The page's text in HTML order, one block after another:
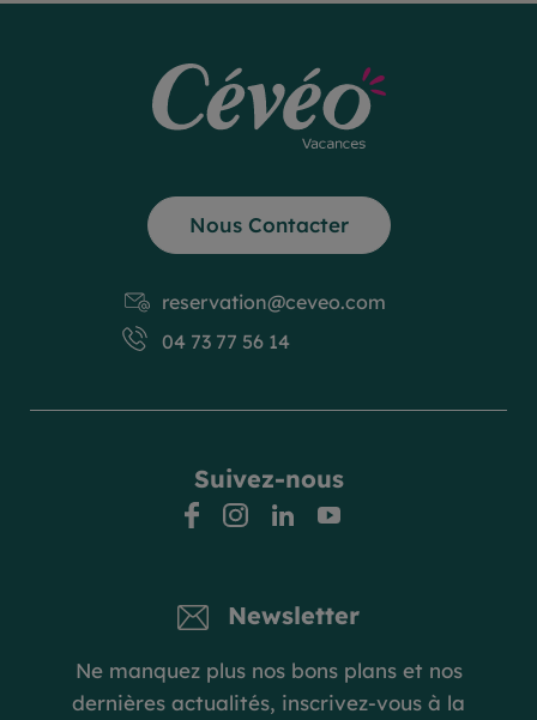
Nous Contacter
reservation@ceveo.com
04 73 77 56 14
Suivez-nous
facebook
instagramlinkedinyoutube
Newsletter
Ne manquez plus nos bons plans et nos
dernières actualités, inscrivez-vous à la